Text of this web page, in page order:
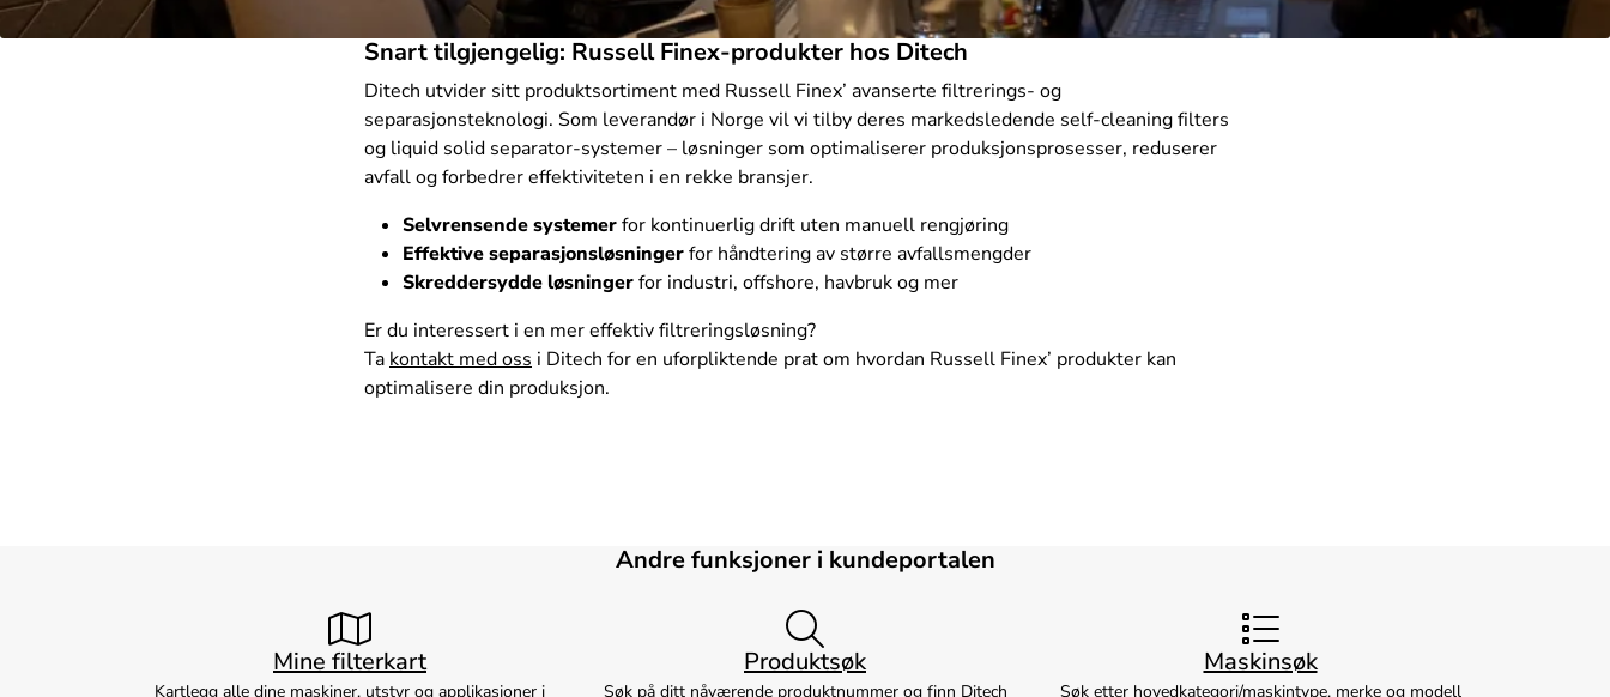
Snart tilgjengelig: Russell Finex-produkter hos Ditech
Ditech utvider sitt produktsortiment med Russell Finex’ avanserte filtrerings- og
separasjonsteknologi. Som leverandør i Norge vil vi tilby deres markedsledende self-cleaning filters
og liquid solid separator-systemer – løsninger som optimaliserer produksjonsprosesser, reduserer
avfall og forbedrer effektiviteten i en rekke bransjer.
Selvrensende systemerfor kontinuerlig drift uten manuell rengjøring
Effektive separasjonsløsningerfor håndtering av større avfallsmengder
Skreddersydde løsningerfor industri, offshore, havbruk og mer
Er du interessert i en mer effektiv filtreringsløsning?
Ta kontakt med oss i Ditech for en uforpliktende prat om hvordan Russell Finex’ produkter kan
optimalisere din produksjon.
Mine filterkart
Kartlegg alle dine maskiner, utstyr og applikasjoner i
Produktsøk
Søk på ditt nåværende produktnummer og finn Ditech
Maskinsøk
Søk etter hovedkategori/maskintype, merke og modell
Andre funksjoner i kundeportalen